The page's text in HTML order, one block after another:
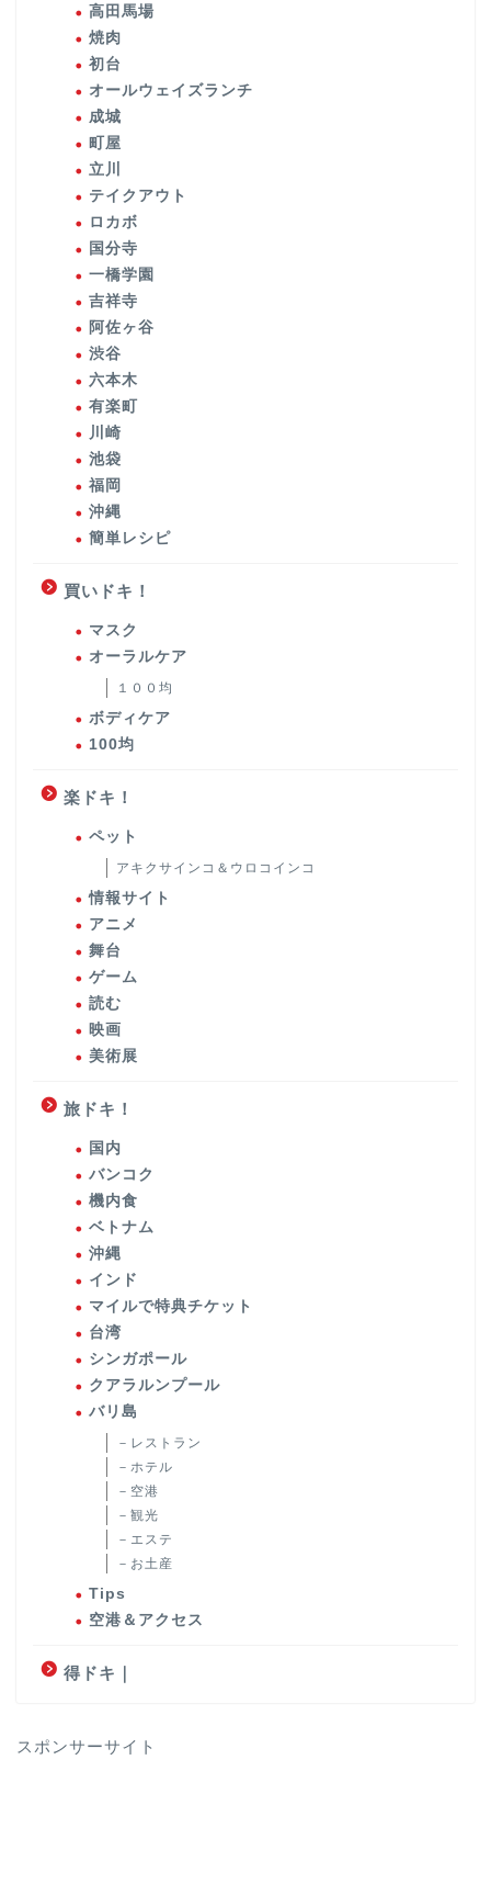
高田馬場
焼肉
初台
オールウェイズランチ
成城
町屋
立川
テイクアウト
ロカボ
国分寺
一橋学園
吉祥寺
阿佐ヶ谷
渋谷
六本木
有楽町
川崎
池袋
福岡
沖縄
簡単レシピ
買いドキ！
マスク
オーラルケア
１００均
ボディケア
100均
楽ドキ！
ペット
アキクサインコ＆ウロコインコ
情報サイト
アニメ
舞台
ゲーム
読む
映画
美術展
旅ドキ！
国内
バンコク
機内食
ベトナム
沖縄
インド
マイルで特典チケット
台湾
シンガポール
クアラルンプール
バリ島
－レストラン
－ホテル
－空港
－観光
－エステ
－お土産
Tips
空港＆アクセス
得ドキ｜
スポンサーサイト